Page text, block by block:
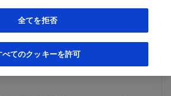
の鑑別診断に有用なNT-proBNP高値
ングを目的としたNT-proBNPの使用
全てを拒否
べてのクッキーを許可